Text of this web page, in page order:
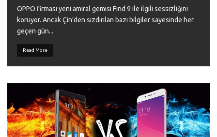
OPPO firması yeni amiral gemisi Find 9 ile ilgili sessizliğini
koruyor. Ancak Çin’den sızdırılan bazı bilgiler sayesinde her
geçen gün...
Read More